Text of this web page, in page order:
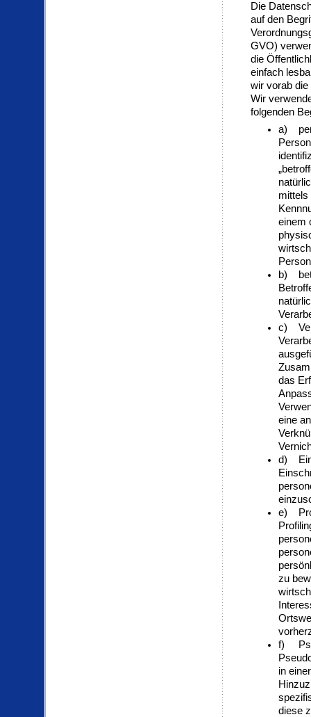
Die
auf den
GVO)
die
einfach
wir vorab die
Wir
folgenden
a)
mittels
einem
b)
c)
das
eine
d)
e)
zu
f)
in
diese